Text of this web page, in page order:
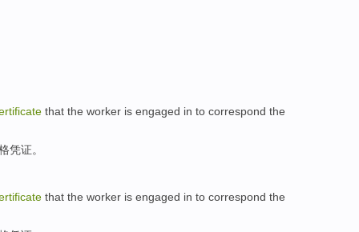
that the worker is engaged in to correspond the
凭证。
that the worker is engaged in to correspond the